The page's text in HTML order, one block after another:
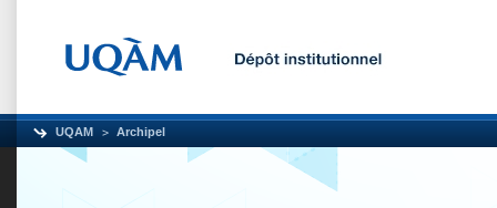
UQAM Archipel